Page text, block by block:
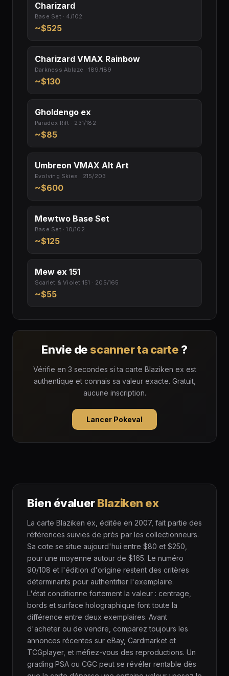
Charizard
Base Set · 4/102
~$525
Charizard VMAX Rainbow
Darkness Ablaze · 189/189
~$130
Gholdengo ex
Paradox Rift · 231/182
~$85
Umbreon VMAX Alt Art
Evolving Skies · 215/203
~$600
Mewtwo Base Set
Base Set · 10/102
~$125
Mew ex 151
Scarlet & Violet 151 · 205/165
~$55
Envie descanner ta carte ?
Vérifie en 3 secondes si ta carte Blaziken ex est
authentique et connais sa valeur exacte. Gratuit,
aucune inscription.
Lancer Pokeval
Bien évaluerBlaziken ex
La carte Blaziken ex, éditée en 2007, fait partie des
références suivies de près par les collectionneurs.
Sa cote se situe aujourd'hui entre $80 et $250,
pour une moyenne autour de $165. Le numéro
90/108 et l'édition d'origine restent des critères
déterminants pour authentifier l'exemplaire.
L'état conditionne fortement la valeur : centrage,
bords et surface holographique font toute la
différence entre deux exemplaires. Avant
d'acheter ou de vendre, comparez toujours les
annonces récentes sur eBay, Cardmarket et
TCGplayer, et méfiez-vous des reproductions. Un
grading PSA ou CGC peut se révéler rentable dès